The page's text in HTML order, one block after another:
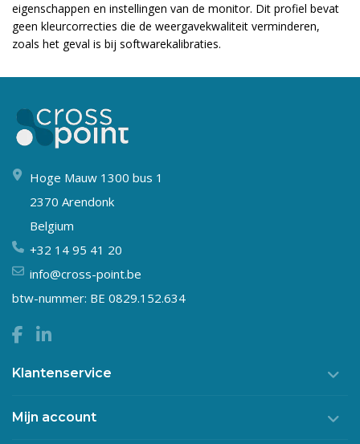
eigenschappen en instellingen van de monitor. Dit profiel bevat
geen kleurcorrecties die de weergavekwaliteit verminderen,
zoals het geval is bij softwarekalibraties.
Hoge Mauw 1300 bus 1
2370 Arendonk
Belgium
+32 14 95 41 20
info@cross-point.be
btw-nummer: BE 0829.152.634
Klantenservice
Mijn account